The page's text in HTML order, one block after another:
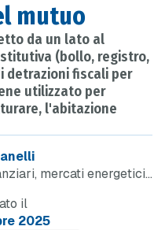
mutuo
da un lato al
(bollo, registro,
detrazioni fiscali per
utilizzato per
l'abitazione
mercati energetici
il
2025